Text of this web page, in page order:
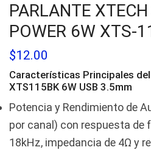
PARLANTE
POWER 6W XTS-
$12.00
Características Principales del
XTS115BK 6W USB 3.5mm
Potencia y Rendimiento de
por canal) con respuesta de
18kHz, impedancia de 4Ω y